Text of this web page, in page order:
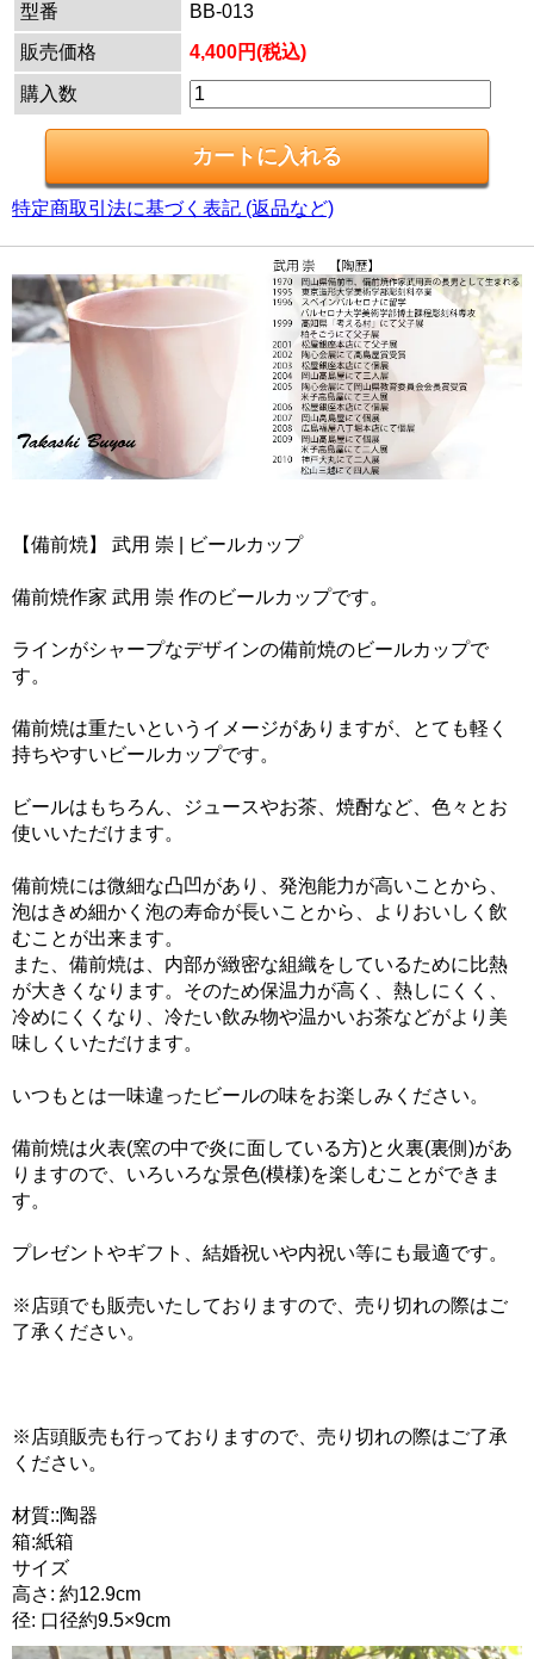
型番
BB-013
販売価格
4,400円(税込)
購入数
特定商取引法に基づく表記 (返品など)
【備前焼】 武用 崇 | ビールカップ
備前焼作家 武用 崇 作のビールカップです。
ラインがシャープなデザインの備前焼のビールカップで
す。
備前焼は重たいというイメージがありますが、とても軽く
持ちやすいビールカップです。
ビールはもちろん、ジュースやお茶、焼酎など、色々とお
使いいただけます。
備前焼には微細な凸凹があり、発泡能力が高いことから、
泡はきめ細かく泡の寿命が長いことから、よりおいしく飲
むことが出来ます。
また、備前焼は、内部が緻密な組織をしているために比熱
が大きくなります。そのため保温力が高く、熱しにくく、
冷めにくくなり、冷たい飲み物や温かいお茶などがより美
味しくいただけます。
いつもとは一味違ったビールの味をお楽しみください。
備前焼は火表(窯の中で炎に面している方)と火裏(裏側)があ
りますので、いろいろな景色(模様)を楽しむことができま
す。
プレゼントやギフト、結婚祝いや内祝い等にも最適です。
※店頭でも販売いたしておりますので、売り切れの際はご
了承ください。
※店頭販売も行っておりますので、売り切れの際はご了承
ください。
材質::陶器
箱:紙箱
サイズ
高さ: 約12.9cm
径: 口径約9.5×9cm